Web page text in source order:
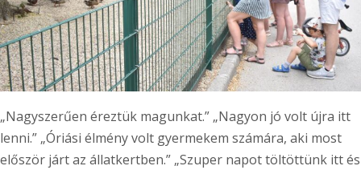
„Nagyszerűen éreztük magunkat.” „Nagyon jó volt újra itt
lenni.” „Óriási élmény volt gyermekem számára, aki most
először járt az állatkertben.” „Szuper napot töltöttünk itt és